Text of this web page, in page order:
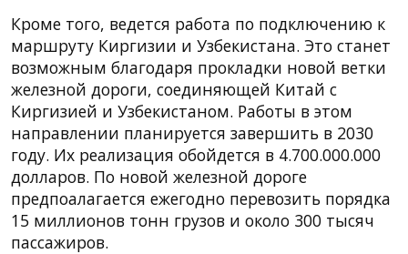
Кроме того, ведется работа по подключению к
маршруту Киргизии и Узбекистана. Это станет
возможным благодаря прокладки новой ветки
железной дороги, соединяющей Китай с
Киргизией и Узбекистаном. Работы в этом
направлении планируется завершить в 2030
году. Их реализация обойдется в 4.700.000.000
долларов. По новой железной дороге
предпоалагается ежегодно перевозить порядка
15 миллионов тонн грузов и около 300 тысяч
пассажиров.